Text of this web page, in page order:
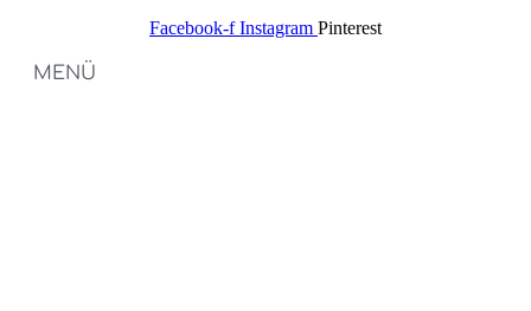
Facebook-f Instagram Pinterest
MENÜ